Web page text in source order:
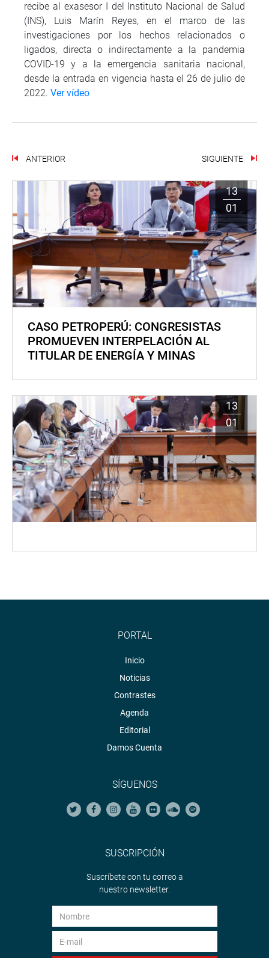
recibe al exasesor I del Instituto Nacional de Salud
(INS), Luis Marín Reyes, en el marco de las
investigaciones por los hechos relacionados o
ligados, directa o indirectamente a la pandemia
COVID-19 y a la emergencia sanitaria nacional,
desde la entrada en vigencia hasta el 26 de julio de
2022. Ver vídeo
ANTERIOR SIGUIENTE
13
01
CASO PETROPERÚ: CONGRESISTAS
PROMUEVEN INTERPELACIÓN AL
TITULAR DE ENERGÍA Y MINAS
13
01
PORTAL
Inicio
Noticias
Contrastes
Agenda
Editorial
Damos Cuenta
SÍGUENOS
SUSCRIPCIÓN
Suscríbete con tu correo a
nuestro newsletter.